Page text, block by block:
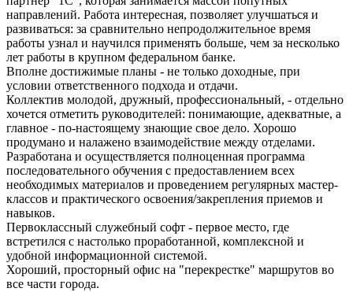
направлений. Работа интересная, позволяет улучшаться и
развиваться: за сравнительно непродолжительное время
работы узнал и научился применять больше, чем за несколько
лет работы в крупном федеральном банке.
Вполне достижимые планы - не только доходные, при
условии ответственного подхода и отдачи.
Коллектив молодой, дружный, профессиональный, - отдельно
хочется отметить руководителей: понимающие, адекватные, а
главное - по-настоящему знающие свое дело. Хорошо
продумано и налажено взаимодействие между отделами.
Разработана и осуществляется полноценная программа
последовательного обучения с предоставлением всех
необходимых материалов и проведением регулярных мастер-
классов и практического освоения/закрепления приемов и
навыков.
Первоклассный служебный софт - первое место, где
встретился с настолько проработанной, комплексной и
удобной информационной системой.
Хороший, просторный офис на "перекрестке" маршрутов во
все части города.